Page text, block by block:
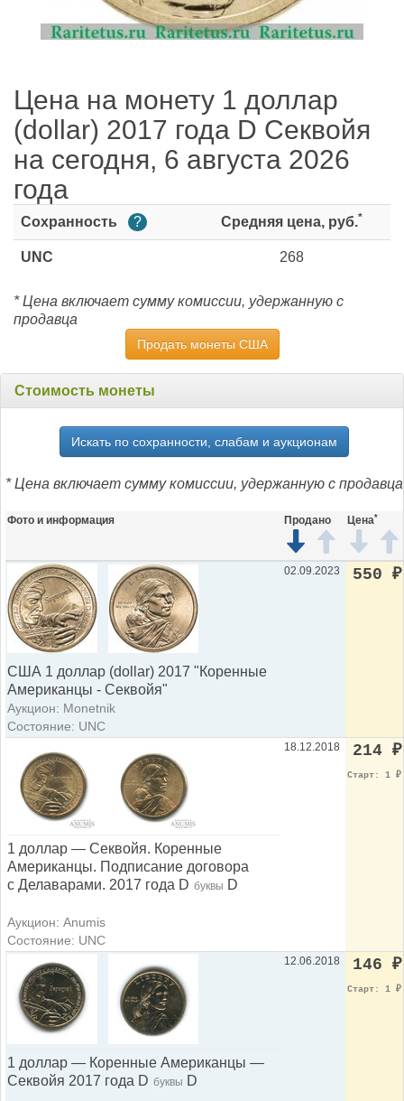
Цена на монету 1 доллар
(dollar) 2017 года D Секвойя
на сегодня, 6 августа 2026
года
Сохранность ? Средняя цена, руб.*
UNC 268
* Цена включает сумму комиссии, удержанную с
продавца
Продать монеты США
Стоимость монеты
Искать по сохранности, слабам и аукционам
* Цена включает сумму комиссии, удержанную с продавца
Фото и информация Продано Цена*
США 1 доллар (dollar) 2017 "Коренные
Американцы - Секвойя"
Аукцион: Monetnik
Состояние: UNC
02.09.2023 550 ₽
1 доллар — Секвойя. Коренные
Американцы. Подписание договора
с Делаварами. 2017 года D буквы D
Аукцион: Anumis
Состояние: UNC
18.12.2018 214 ₽
Старт: 1 ₽
1 доллар — Коренные Американцы —
Секвойя 2017 года D буквы D
12.06.2018 146 ₽
Старт: 1 ₽